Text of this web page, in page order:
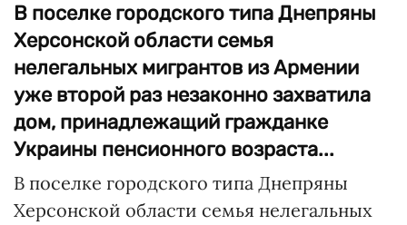
В поселке городского типа Днепряны
Херсонской области семья
нелегальных мигрантов из Армении
уже второй раз незаконно захватила
дом, принадлежащий гражданке
Украины пенсионного возраста...
В поселке городского типа Днепряны
Херсонской области семья нелегальных